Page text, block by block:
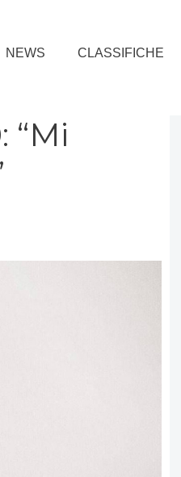
NEWS CLASSIFICHE
“Mi